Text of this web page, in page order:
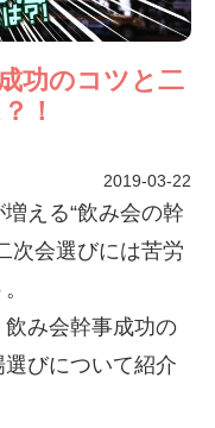
功のコツと二
！
2019-03-22
える“飲み会の幹
次会選びには苦労
み会幹事成功の
びについて紹介